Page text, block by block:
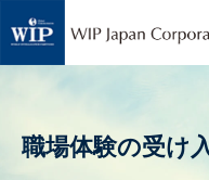
職場体験の受け